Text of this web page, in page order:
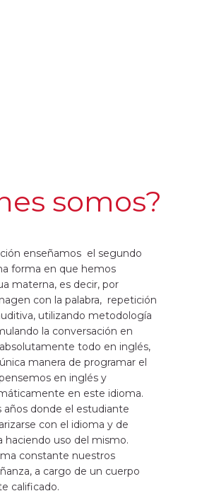
somos?
enseñamos  el segundo
forma en que hemos
materna, es decir, por
con la palabra,  repetición
utilizando metodología
la conversación en
todo en inglés,
manera de programar el
en inglés y
en este idioma.
años donde el estudiante
con el idioma y de
haciendo uso del mismo.
constante nuestros
a cargo de un cuerpo
calificado.